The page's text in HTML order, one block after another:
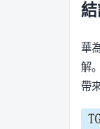
華
解
帶